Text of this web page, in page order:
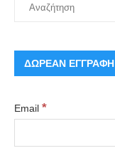
ΔΩΡΕΑΝ ΕΓΓΡΑΦΗ
Email *